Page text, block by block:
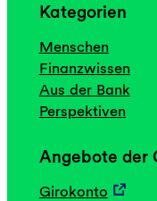
Kategorien
Menschen
Finanzwissen
Aus der Bank
Perspektiven
Angebote der
Girokonto